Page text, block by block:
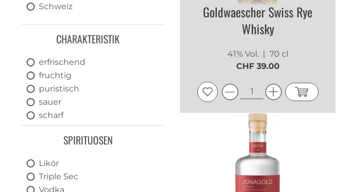
Schweiz
CHARAKTERISTIK
erfrischend
fruchtig
puristisch
sauer
scharf
süss
SPIRITUOSEN
Likör
Triple Sec
Vodka
Goldwaescher Swiss Rye
Whisky
41% Vol. | 70 cl
CHF 39.00